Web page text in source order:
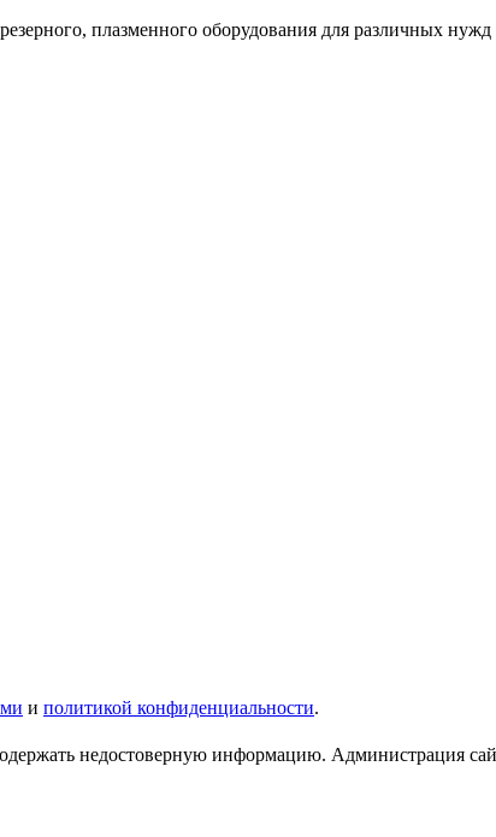
плазменного оборудования для различных
и политикой конфиденциальности.
недостоверную информацию. Администрация